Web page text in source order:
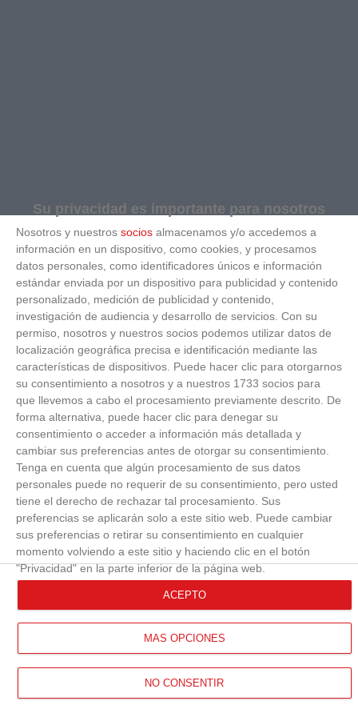
Su privacidad es importante para nosotros
Nosotros y nuestros socios almacenamos y/o accedemos a
información en un dispositivo, como cookies, y procesamos
datos personales, como identificadores únicos e información
estándar enviada por un dispositivo para publicidad y contenido
personalizado, medición de publicidad y contenido,
investigación de audiencia y desarrollo de servicios. Con su
permiso, nosotros y nuestros socios podemos utilizar datos de
localización geográfica precisa e identificación mediante las
características de dispositivos. Puede hacer clic para otorgarnos
su consentimiento a nosotros y a nuestros 1733 socios para
que llevemos a cabo el procesamiento previamente descrito. De
forma alternativa, puede hacer clic para denegar su
consentimiento o acceder a información más detallada y
cambiar sus preferencias antes de otorgar su consentimiento.
Tenga en cuenta que algún procesamiento de sus datos
personales puede no requerir de su consentimiento, pero usted
tiene el derecho de rechazar tal procesamiento. Sus
preferencias se aplicarán solo a este sitio web. Puede cambiar
sus preferencias o retirar su consentimiento en cualquier
momento volviendo a este sitio y haciendo clic en el botón
"Privacidad" en la parte inferior de la página web.
MÁS OPCIONES
NO CONSENTIR
ACEPTO